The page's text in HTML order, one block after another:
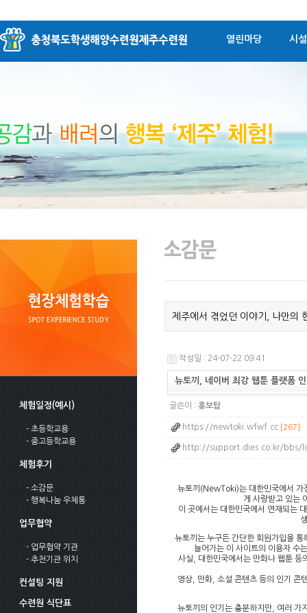
열린마당 시
체험일정(예시)
- 초등학교용
- 중고등학교용
체험후기
- 소감문
- 행복나눔 우체통
업무협약
- 업무협약 기관
- 추천기관 위치
컨설팅 지원
수련원 식단표
제주에서 겪었던 이야기, 나만의
작성일 : 24-07-22 09:41
뉴토끼, 네이버 최강 웹툰 플랫폼
글쓴이 : 홍보탑
https://newtoki.wfwf.cc [267]
http://support.dies.co.kr/bbs/
뉴토끼(NewToki)는 대한민국에서 가
게 사랑받고 있는
이 곳에서는 대한민국에서 연재되는
뉴토끼는 누구든 간단한 회원가입을
늘어가는 이 사이트의 이용자 수
사실, 대한민국에서는 만화나 웹툰 등
영상, 만화, 소설 콘텐츠 등의 인기 콘
뉴토끼의 인기는 충분하지만, 여러 가